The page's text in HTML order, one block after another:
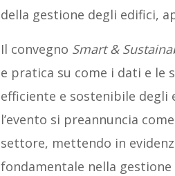
della gestione degli edifici,
Il convegno Smart &
e pratica su come i dati e le
efficiente e sostenibile degli
l’evento si preannuncia
settore, mettendo in
fondamentale nella